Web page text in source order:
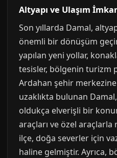
Altyapı ve Ulaşım
Son yıllarda Damal,
önemli bir dönüşüm
yapılan yeni yollar,
tesisler, bölgenin turizm
Ardahan şehir
uzaklıkta bulunan Damal,
oldukça elverişli bir
araçları ve özel araçlarla
ilçe, doğa severler için
haline gelmiştir. Ayrıca,